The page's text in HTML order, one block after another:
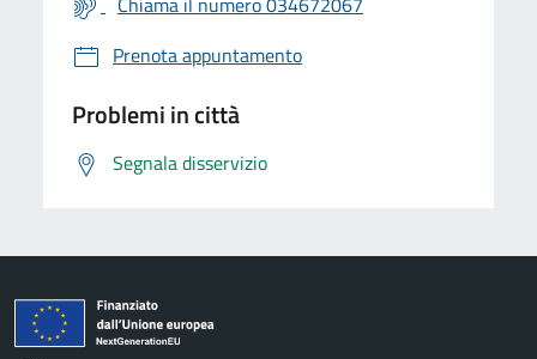
Prenota appuntamento
Problemi in città
Segnala disservizio